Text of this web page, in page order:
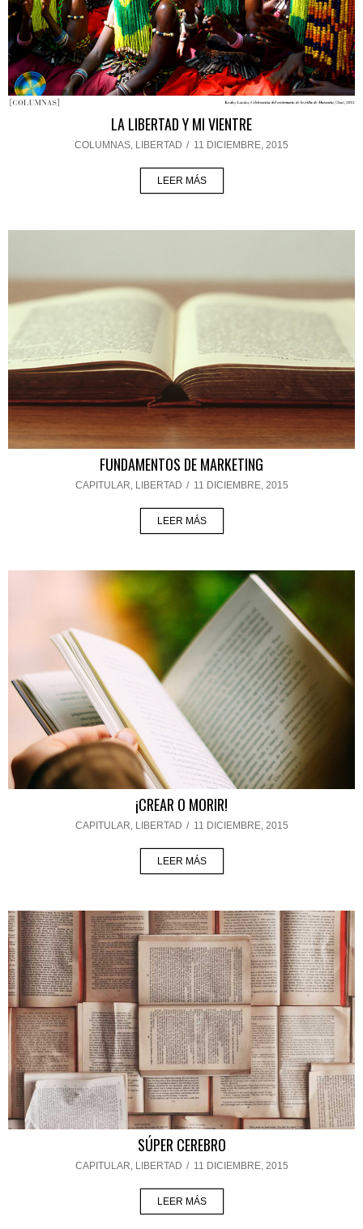
LA LIBERTAD Y MI VIENTRE
COLUMNAS, LIBERTAD / 11 DICIEMBRE, 2015
LEER MÁS
FUNDAMENTOS DE MARKETING
CAPITULAR, LIBERTAD / 11 DICIEMBRE, 2015
LEER MÁS
¡CREAR O MORIR!
CAPITULAR, LIBERTAD / 11 DICIEMBRE, 2015
LEER MÁS
SÚPER CEREBRO
CAPITULAR, LIBERTAD / 11 DICIEMBRE, 2015
LEER MÁS